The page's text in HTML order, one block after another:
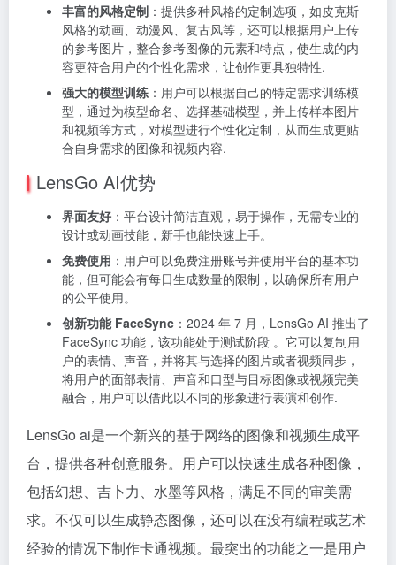
丰富的风格定制 ：提供多种风格的定制选项，如皮克斯
风格的动画、动漫风、复古风等，还可以根据用户上传
的参考图片，整合参考图像的元素和特点，使生成的内
容更符合用户的个性化需求，让创作更具独特性.
强大的模型训练 ：用户可以根据自己的特定需求训练模
型，通过为模型命名、选择基础模型，并上传样本图片
和视频等方式，对模型进行个性化定制，从而生成更贴
合自身需求的图像和视频内容.
LensGo AI优势
界面友好 ：平台设计简洁直观，易于操作，无需专业的
设计或动画技能，新手也能快速上手。
免费使用 ：用户可以免费注册账号并使用平台的基本功
能，但可能会有每日生成数量的限制，以确保所有用户
的公平使用。
创新功能 FaceSync ：2024 年 7 月，LensGo AI 推出了
FaceSync 功能，该功能处于测试阶段 。它可以复制用
户的表情、声音，并将其与选择的图片或者视频同步，
将用户的面部表情、声音和口型与目标图像或视频完美
融合，用户可以借此以不同的形象进行表演和创作.
LensGo ai是一个新兴的基于网络的图像和视频生成平
台，提供各种创意服务。用户可以快速生成各种图像，
包括幻想、吉卜力、水墨等风格，满足不同的审美需
求。不仅可以生成静态图像，还可以在没有编程或艺术
经验的情况下制作卡通视频。最突出的功能之一是用户